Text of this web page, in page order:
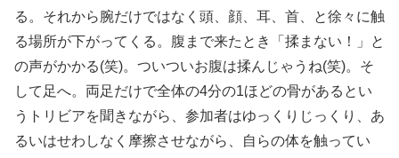
る。それから腕だけではなく頭、顔、耳、首、と徐々に触
る場所が下がってくる。腹まで来たとき「揉まない！」と
の声がかかる(笑)。ついついお腹は揉んじゃうね(笑)。そ
して足へ。両足だけで全体の4分の1ほどの骨があるとい
うトリビアを聞きながら、参加者はゆっくりじっくり、あ
るいはせわしなく摩擦させながら、自らの体を触ってい